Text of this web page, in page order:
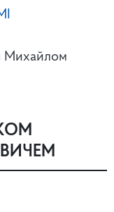
Михайлом